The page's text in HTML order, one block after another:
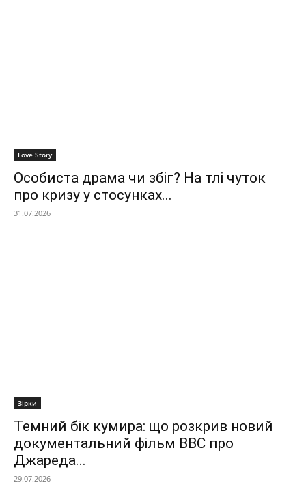
Love Story
Особиста драма чи збіг? На тлі чуток
про кризу у стосунках...
31.07.2026
Зірки
Темний бік кумира: що розкрив новий
документальний фільм ВВС про
Джареда...
29.07.2026